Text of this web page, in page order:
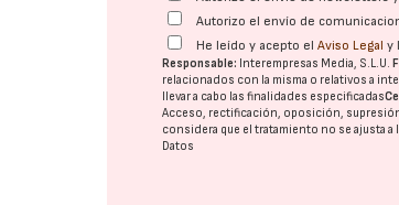
Autorizo el envío de
He leído y acepto elAviso Legal y
Responsable: Interempresas Media, S.L.U.
relacionados con la misma o relativos a
llevar a cabo las finalidades especificadas
Acceso, rectificación, oposición,
considera que el tratamiento no se ajusta
Datos